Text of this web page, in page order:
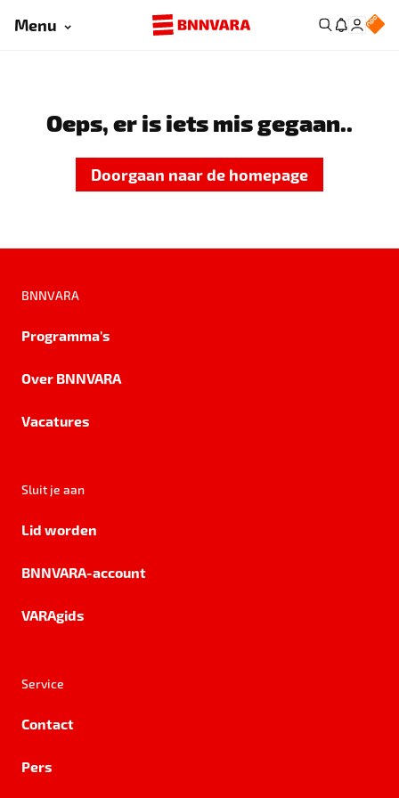
Menu
Oeps, er is iets mis gegaan..
Doorgaan naar de homepage
BNNVARA
Programma's
Over BNNVARA
Vacatures
Sluit je aan
Lid worden
BNNVARA-account
VARAgids
Service
Contact
Pers